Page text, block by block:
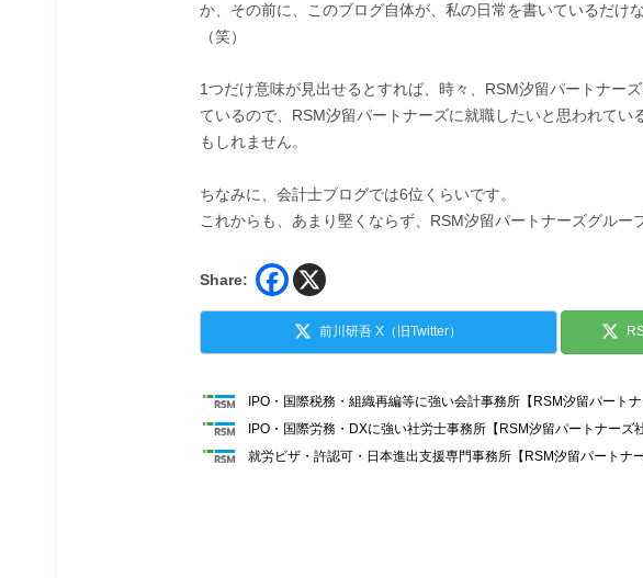
か、その前に、このブログ自体が、私の日常を書いているだけ
（笑）
1つだけ意味が見出せるとすれば、時々、RSM汐留パートナー
ているので、RSM汐留パートナーズに就職したいと思われてい
もしれません。
ちなみに、会計士ブログでは6位くらいです。
これからも、あまり堅くならず、RSM汐留パートナーズグルー
Share:
前川研吾 X（旧Twitter）
IPO・国際税務・組織再編等に強い会計事務所【RSM汐留パートナ
IPO・国際労務・DXに強い社労士事務所【RSM汐留パートナーズ
就労ビザ・許認可・日本進出支援専門事務所【RSM汐留パートナ